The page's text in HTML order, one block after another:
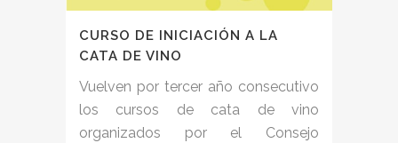
CURSO DE INICIACIÓN A LA
CATA DE VINO
Vuelven por tercer año consecutivo
los cursos de cata de vino
organizados por el Consejo